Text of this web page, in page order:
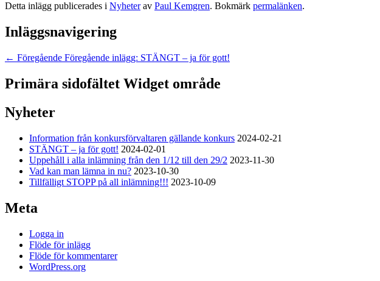
Detta inlägg publicerades i Nyheterav Paul Kemgren. Bokmärk permalänken.
Inläggsnavigering
← Föregående Föregående inlägg: STÄNGT – ja för gott!
Primära sidofältet Widget område
Nyheter
Information från konkursförvaltaren gällande konkurs 2024-02-21
STÄNGT – ja för gott! 2024-02-01
Uppehåll i alla inlämning från den 1/12 till den 29/2 2023-11-30
Vad kan man lämna in nu? 2023-10-30
Tillfälligt STOPP på all inlämning!!! 2023-10-09
Meta
Logga in
Flöde för inlägg
Flöde för kommentarer
WordPress.org